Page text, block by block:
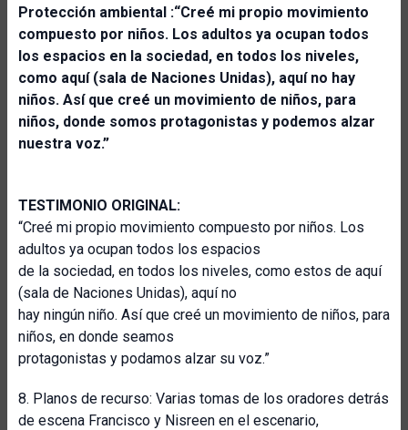
Protección ambiental :“Creé mi propio movimiento
compuesto por niños. Los adultos ya ocupan todos
los espacios en la sociedad, en todos los niveles,
como aquí (sala de Naciones Unidas), aquí no hay
niños. Así que creé un movimiento de niños, para
niños, donde somos protagonistas y podemos alzar
nuestra voz.”
TESTIMONIO ORIGINAL:
“Creé mi propio movimiento compuesto por niños. Los
adultos ya ocupan todos los espacios
de la sociedad, en todos los niveles, como estos de aquí
(sala de Naciones Unidas), aquí no
hay ningún niño. Así que creé un movimiento de niños, para
niños, en donde seamos
protagonistas y podamos alzar su voz.”
8. Planos de recurso: Varias tomas de los oradores detrás
de escena Francisco y Nisreen en el escenario,